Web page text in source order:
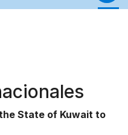
State of Kuwait to